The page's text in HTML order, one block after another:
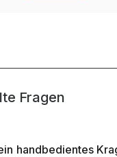
Kragarmregal
im
Fragen
handbedientes